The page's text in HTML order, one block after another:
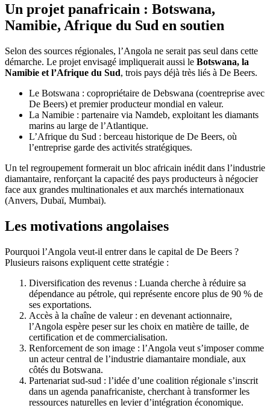
Un projet panafricain : Botswana,
Namibie, Afrique du Sud en soutien
Selon des sources régionales, l’Angola ne serait pas seul dans cette
démarche. Le projet envisagé impliquerait aussi le Botswana, la
Namibie et l’Afrique du Sud, trois pays déjà très liés à De Beers.
Le Botswana : copropriétaire de Debswana (coentreprise avec
De Beers) et premier producteur mondial en valeur.
La Namibie : partenaire via Namdeb, exploitant les diamants
marins au large de l’Atlantique.
L’Afrique du Sud : berceau historique de De Beers, où
l’entreprise garde des activités stratégiques.
Un tel regroupement formerait un bloc africain inédit dans l’industrie
diamantaire, renforçant la capacité des pays producteurs à négocier
face aux grandes multinationales et aux marchés internationaux
(Anvers, Dubaï, Mumbai).
Les motivations angolaises
Pourquoi l’Angola veut-il entrer dans le capital de De Beers ?
Plusieurs raisons expliquent cette stratégie :
Diversification des revenus : Luanda cherche à réduire sa
dépendance au pétrole, qui représente encore plus de 90 % de
ses exportations.
Accès à la chaîne de valeur : en devenant actionnaire,
l’Angola espère peser sur les choix en matière de taille, de
certification et de commercialisation.
Renforcement de son image : l’Angola veut s’imposer comme
un acteur central de l’industrie diamantaire mondiale, aux
côtés du Botswana.
Partenariat sud-sud : l’idée d’une coalition régionale s’inscrit
dans un agenda panafricaniste, cherchant à transformer les
ressources naturelles en levier d’intégration économique.